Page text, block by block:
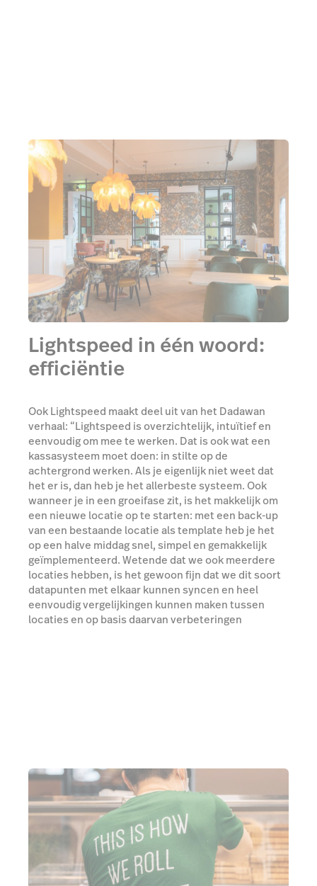
Lightspeed in één woord:
efficiëntie
Ook Lightspeed maakt deel uit van het Dadawan
verhaal: “Lightspeed is overzichtelijk, intuïtief en
eenvoudig om mee te werken. Dat is ook wat een
kassasysteem moet doen: in stilte op de
achtergrond werken. Als je eigenlijk niet weet dat
het er is, dan heb je het allerbeste systeem. Ook
wanneer je in een groeifase zit, is het makkelijk om
een nieuwe locatie op te starten: met een back-up
van een bestaande locatie als template heb je het
op een halve middag snel, simpel en gemakkelijk
geïmplementeerd. Wetende dat we ook meerdere
locaties hebben, is het gewoon fijn dat we dit soort
datapunten met elkaar kunnen syncen en heel
eenvoudig vergelijkingen kunnen maken tussen
locaties en op basis daarvan verbeteringen